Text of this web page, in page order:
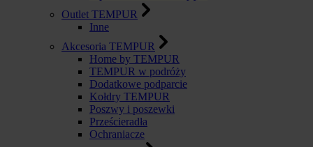
Outlet TEMPUR
Inne
Akcesoria TEMPUR
Home by TEMPUR
TEMPUR w podróży
Dodatkowe podparcie
Kołdry TEMPUR
Poszwy i poszewki
Prześcieradła
Ochraniacze